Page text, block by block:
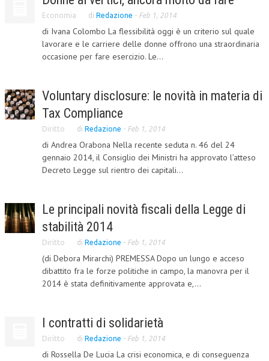
DIRITTO PENALE D’IMPRESA
DIRITTO DEL LAVORO
CRIMINOLOGIA E CRIMINALISTICA
SICUREZZA SUL LAVORO
DIRITTO TRIBUTARIO
TAX RISK MANAGEMENT
CRIMINOLOGIA TRIBUTARIA
TRANSFER PRICING
AMMINISTRATIVA
TRIBUTARIA
Economia di Redazione - Feb 1, 2014
di Ivana Colombo La flessibilità oggi è un criterio sul quale
lavorare e le carriere delle donne offrono una straordinaria
occasione per fare esercizio. Le...
Voluntary disclosure: le novità in materia di
Tax Compliance
Diritto di Redazione - Feb 1, 2014
di Andrea Orabona Nella recente seduta n. 46 del 24
gennaio 2014, il Consiglio dei Ministri ha approvato l’atteso
Decreto Legge sul rientro dei capitali...
Le principali novità fiscali della Legge di
stabilità 2014
Diritto di Redazione - Feb 1, 2014
(di Debora Mirarchi) PREMESSA Dopo un lungo e acceso
dibattito fra le forze politiche in campo, la manovra per il
2014 è stata definitivamente approvata e,...
I contratti di solidarietà
Diritto di Redazione - Feb 1, 2014
di Rossella De Lucia La crisi economica, e di conseguenza